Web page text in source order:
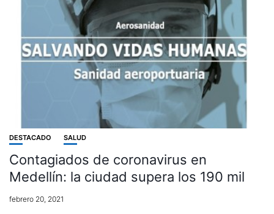
DESTACADO SALUD
Contagiados de coronavirus en
Medellín: la ciudad supera los 190 mil
febrero 20, 2021